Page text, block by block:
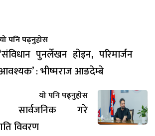
पनि पढ्नुहोस
‘संविधान पुनर्लेखन होइन, परिमार्जन
: भीष्मराज आङदेम्बे
यो पनि पढ्नुहोस
सार्वजनिक गरे
विवरण